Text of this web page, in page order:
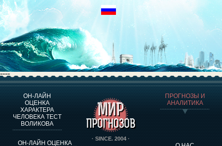
----
ОН-ЛАЙН
ОЦЕНКА
ХАРАКТЕРА
ЧЕЛОВЕКА ТЕСТ
ВОЛИКОВА
ОН-ЛАЙН ОЦЕНКА
· SINCE. 2004 ·
ПРОГНОЗЫ И
АНАЛИТИКА
О ПРОГРАММЕ
ОЦЕНКА ХАРАКТЕРA ЧЕЛОВЕКА
ОЦЕНКА ХАРАКТЕРА ВЫДАЮЩИХСЯ ЛИЧНОСТЕЙ
О ПРОГРАММЕ